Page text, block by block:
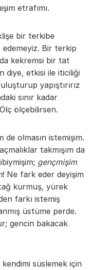
etrafımı.
bir terkibe
edemeyiz. Bir terkip
kekremsi bir tat
diye, etkisi ile iticiliği
yapıştırırız
sınır kadar
ölçebilirsen.
olmasın istemişim.
takmışım da
gençmişim
! Ne fark eder deyişim
kurmuş, yürek
farkı istemiş
üstüme perde.
gencin bakacak
kendimi süslemek için